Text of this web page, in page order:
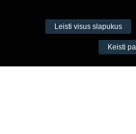
VŠĮ Fitneso mokymo centras
Leisti visus slapukus
Keisti